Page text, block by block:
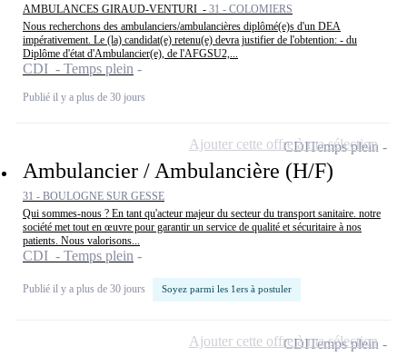
AMBULANCES GIRAUD-VENTURI - 31 - COLOMIERS
Nous recherchons des ambulanciers/ambulancières diplômé(e)s d'un DEA
impérativement. Le (la) candidat(e) retenu(e) devra justifier de l'obtention: - du
Diplôme d'état d'Ambulancier(e), de l'AFGSU2,...
CDI - Temps plein
Publié il y a plus de 30 jours
Ambulancier / Ambulancière (H/F)
31 - BOULOGNE SUR GESSE
Qui sommes-nous ? En tant qu'acteur majeur du secteur du transport sanitaire. notre
société met tout en œuvre pour garantir un service de qualité et sécuritaire à nos
patients. Nous valorisons...
CDI - Temps plein
Publié il y a plus de 30 jours Soyez parmi les 1ers à postuler
CDITemps plein
Ajouter cette offre à ma sélection
CDITemps plein
Ajouter cette offre à ma sélection